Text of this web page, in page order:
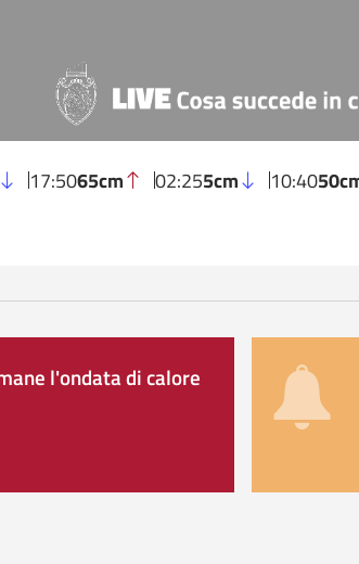
17:5065cm 02:255cm 10:40
l'ondata di calore